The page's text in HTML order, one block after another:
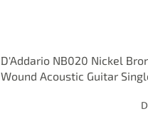
D'Addario NB020 Nickel
Wound Acoustic Guitar